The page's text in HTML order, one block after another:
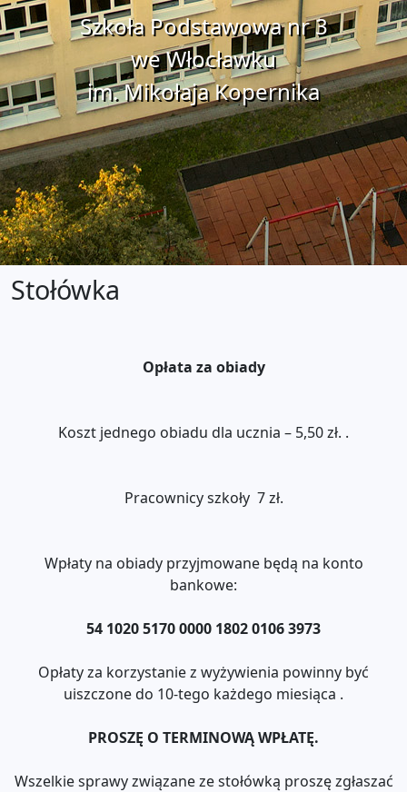
Szkoła Podstawowa nr 3
we Włocławku
im. Mikołaja Kopernika
Stołówka
Opłata za obiady
Koszt jednego obiadu dla ucznia – 5,50 zł. .
Pracownicy szkoły 7 zł.
Wpłaty na obiady przyjmowane będą na konto
bankowe:
54 1020 5170 0000 1802 0106 3973
Opłaty za korzystanie z wyżywienia powinny być
uiszczone do 10-tego każdego miesiąca .
PROSZĘ O TERMINOWĄ WPŁATĘ.
Wszelkie sprawy związane ze stołówką proszę zgłaszać